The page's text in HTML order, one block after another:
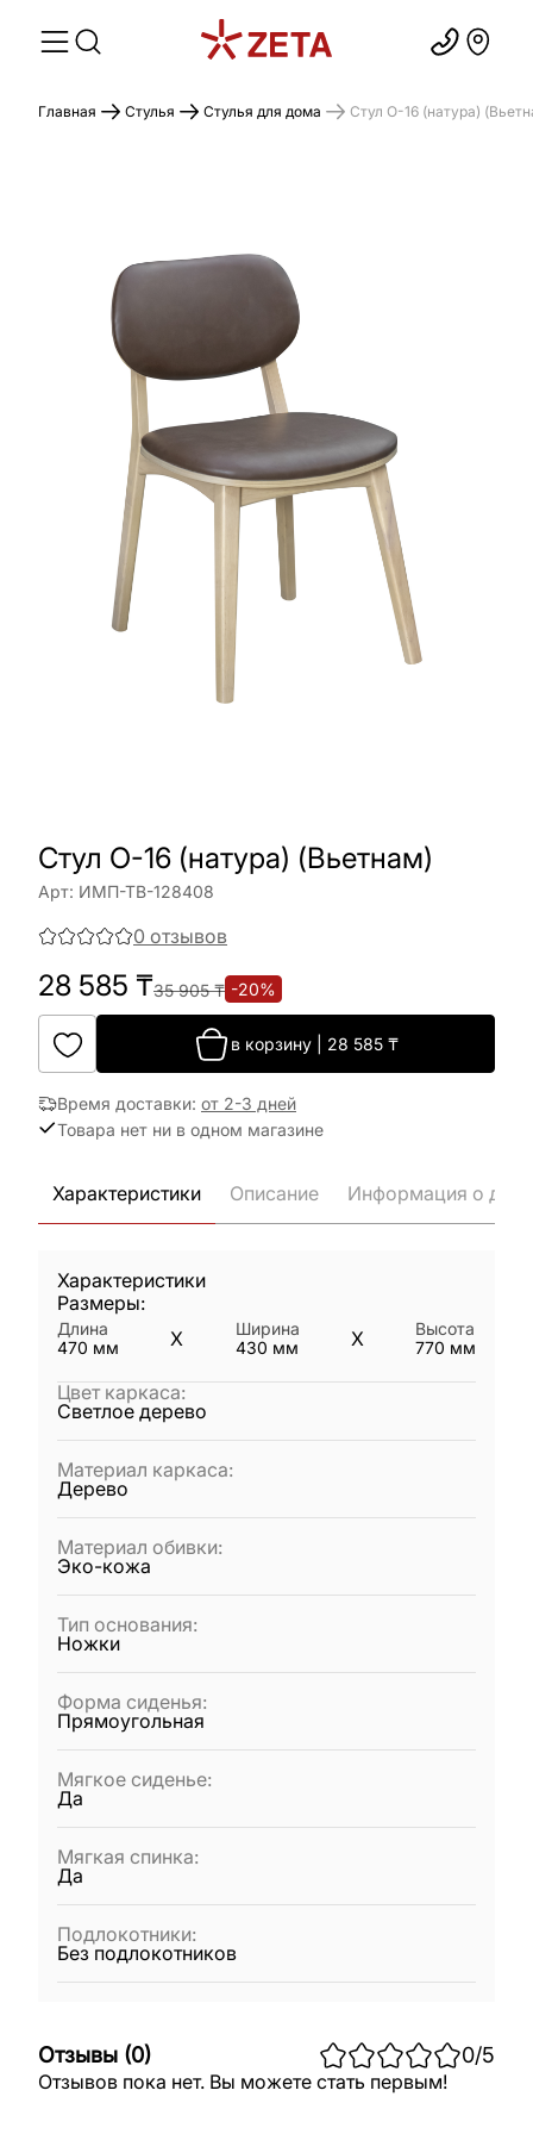
Главная Стулья Стулья для дома Стул O-16 (натура)
Стул O-16 (натура) (Вьетнам)
Арт: ИМП-ТВ-128408
0 отзывов
28 585 ₸35 905₸ -20%
в корзину 28 585 ₸
Время доставки: от 2-3 дней
Товара нет ни в одном магазине
Характеристики Описание Информация о
Характеристики
Размеры:
Длина
470 мм X
Ширина
430 мм X
Высота
770 мм
Цвет каркаса:
Светлое дерево
Материал каркаса:
Дерево
Материал обивки:
Эко-кожа
Тип основания:
Ножки
Форма сиденья:
Прямоугольная
Мягкое сиденье:
Да
Мягкая спинка:
Да
Подлокотники:
Без подлокотников
Отзывы (0) 0/5
Отзывов пока нет. Вы можете стать первым!